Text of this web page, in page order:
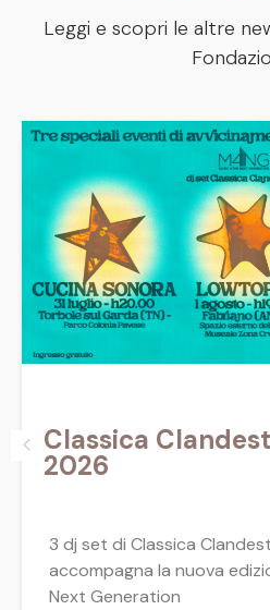
Leggi e scopri le altre
Classica
2026
3 dj set di Classica
accompagna la nuova
Next Generation